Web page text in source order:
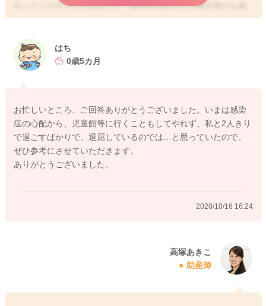
やってくださっているように、首がすわればうつ伏せ遊びも積
極的に取り入れてくださって構いませんよ。うつ伏せになった
ただくと、最初は首を少し持ち上げる程度かもしれませんが、
慣れてくると、そのおもちゃやぬいぐるみなどを掴もうと、手
も増えますし、握る力が強くなってくるお子さんも多いので、
音の出るおもちゃやガラガラなどを渡してあげると、徐々にご
自分で遊んでくれるようになりますよ。確かに、ピニールなど
のガサガサとした音を好むお子さんは多いのですが、どうして
も窒息の心配があったりしますね。今は、市販のおもちゃで
ようなおもちゃで代用なさった方が安心かもしれませんね。ま
また、定番の遊びですが、いないいないばあはお子さんの時期
的にお勧めの遊びです。手でいないいないばあをやるだけでな
様々なバリエーションでやってみてはいかがでしょうか。ま
はち
0歳5カ月
お忙しいところ、ご回答ありがとうございました。いまは感染
症の心配から、児童館等に行くこともしてやれず、私と2人きり
で過ごすばかりで、退屈しているのでは…と思っていたので、
ぜひ参考にさせていただきます。
ありがとうございました。
2020/10/16 16:24
高塚あきこ
助産師